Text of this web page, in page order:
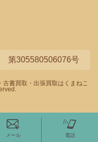
メール 電話
第305580506076号
書買取・出張買取はくまねこ